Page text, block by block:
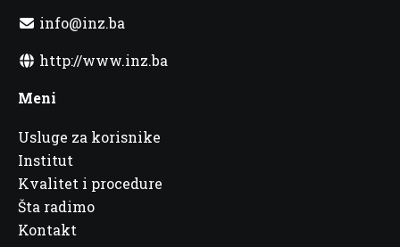
info@inz.ba
http://www.inz.ba
Meni
Usluge za korisnike
Institut
Kvalitet i procedure
Šta radimo
Kontakt